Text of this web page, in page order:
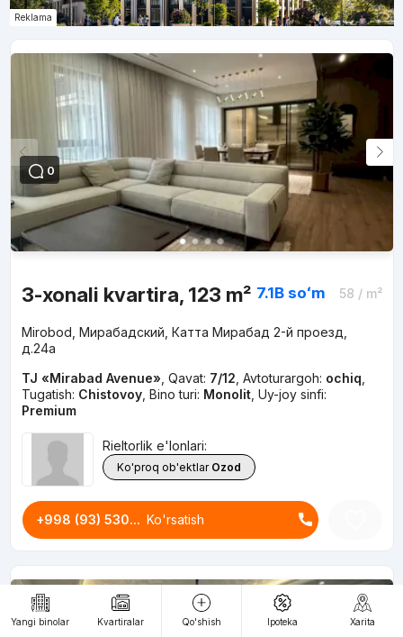
Reklama
0
3-xonali kvartira, 123 m² 7.1B soʻm 58 / m²
Mirobod, Мирабадский, Катта Мирабад 2-й проезд,
д.24a
TJ «Mirabad Avenue» Qavat: 7/12 Avtoturargoh: ochiq
Tugatish: Chistovoy, Bino turi: Monolit, Uy-joy sinfi:
Premium
Rieltorlik e'lonlari:
Ko'proq ob'ektlar Ozod
+998 (93) 530... Ko'rsatish
Yangi binolar Kvartiralar Qo'shish Ipoteka Xarita